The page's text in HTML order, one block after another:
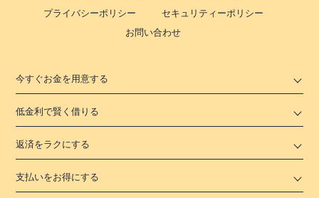
プライバシーポリシー
セキュリティーポリシー
お問い合わせ
今すぐお金を用意する
低金利で賢く借りる
返済をラクにする
支払いをお得にする